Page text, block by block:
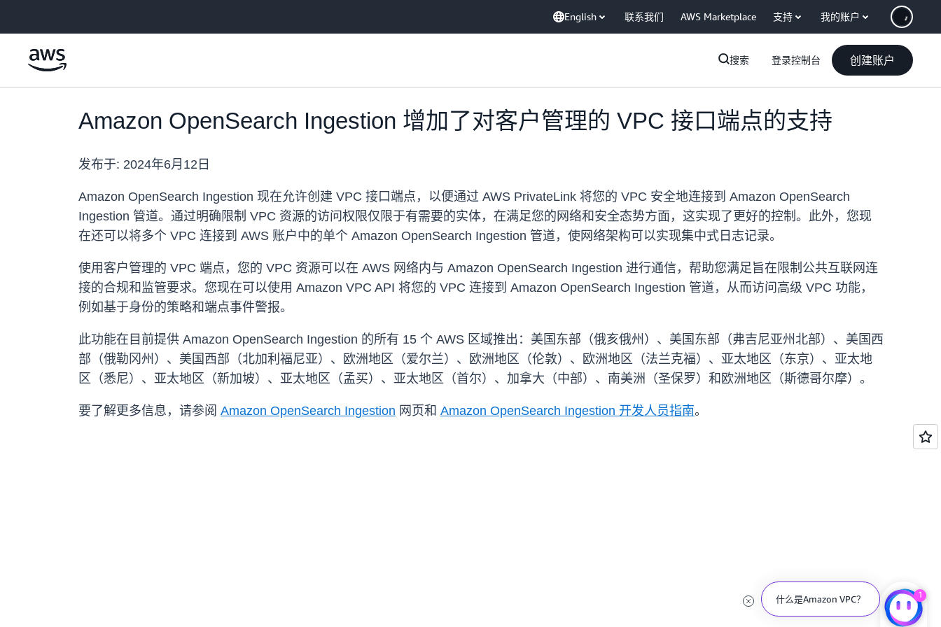
English 联系我们 AWS Marketplace 支持 我的账户
搜索 登录控制台 创建账户
Amazon OpenSearch Ingestion 增加了对客户管理的 VPC 接口端点的支持
发布于: 2024年6月12日
Amazon OpenSearch Ingestion 现在允许创建 VPC 接口端点，以便通过 AWS PrivateLink 将您的 VPC 安全地连接到 Amazon OpenSearch
Ingestion 管道。通过明确限制 VPC 资源的访问权限仅限于有需要的实体，在满足您的网络和安全态势方面，这实现了更好的控制。此外，您现
在还可以将多个 VPC 连接到 AWS 账户中的单个 Amazon OpenSearch Ingestion 管道，使网络架构可以实现集中式日志记录。
使用客户管理的 VPC 端点，您的 VPC 资源可以在 AWS 网络内与 Amazon OpenSearch Ingestion 进行通信，帮助您满足旨在限制公共互联网连
接的合规和监管要求。您现在可以使用 Amazon VPC API 将您的 VPC 连接到 Amazon OpenSearch Ingestion 管道，从而访问高级 VPC 功能，
例如基于身份的策略和端点事件警报。
此功能在目前提供 Amazon OpenSearch Ingestion 的所有 15 个 AWS 区域推出：美国东部（俄亥俄州）、美国东部（弗吉尼亚州北部）、美国西
部（俄勒冈州）、美国西部（北加利福尼亚）、欧洲地区（爱尔兰）、欧洲地区（伦敦）、欧洲地区（法兰克福）、亚太地区（东京）、亚太地
区（悉尼）、亚太地区（新加坡）、亚太地区（孟买）、亚太地区（首尔）、加拿大（中部）、南美洲（圣保罗）和欧洲地区（斯德哥尔摩）。
要了解更多信息，请参阅 Amazon OpenSearch Ingestion 网页和 Amazon OpenSearch Ingestion 开发人员指南。
什么是Amazon VPC？ 1